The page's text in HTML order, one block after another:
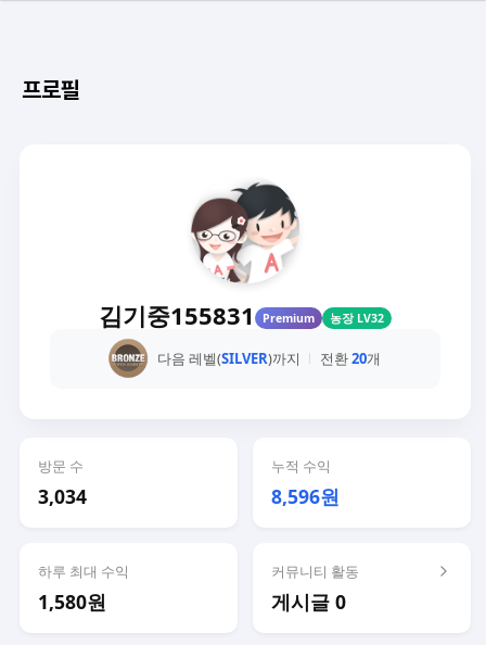
프로필
김기중155831 Premium 농장 LV32
다음 레벨(SILVER)까지 전환20개
방문 수
3,034
누적 수익
8,596원
하루 최대 수익
1,580원
커뮤니티 활동
게시글 0